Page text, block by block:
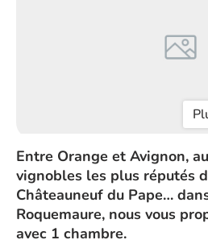
Entre Orange et Avignon,
vignobles les plus réputés
Châteauneuf du Pape…
Roquemaure, nous vous
avec 1 chambre.